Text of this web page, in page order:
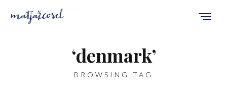
‘denmark’
BROWSING TAG